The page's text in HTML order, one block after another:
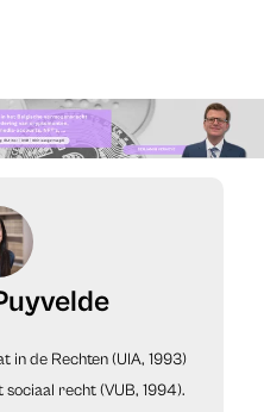
in de Rechten (UIA, 1993)
recht (VUB, 1994).